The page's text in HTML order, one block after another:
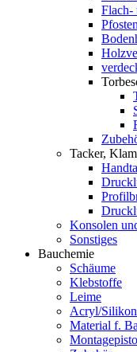
Flach-
Tacker,
Konsolen
Sonstiges
Bauchemie
Schäume
Klebstoffe
Leime
Acryl/
Material f.